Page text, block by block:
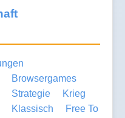
Browsergames
Strategie
Krieg
Klassisch
Free To